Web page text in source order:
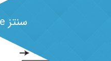
سنتز Peptide